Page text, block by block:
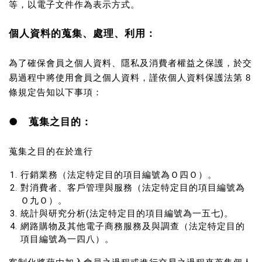
等，以電子文件作為表示方式。
個人資料的蒐集、處理、利用：
為了確保會員之個人資料、隱私及消費者權益之保護，於交
易過程中將使用會員之個人資料，謹依個人資料保護法第 8
條規定告知以下事項：
● 蒐集之目的：
蒐集之目的在於進行
行銷業務（法定特定目的項目編號為Ｏ四Ｏ）。
對消費者、客戶管理與服務（法定特定目的項目編號為
Ｏ九Ｏ）。
統計與研究分析(法定特定目的項目編號為一五七)。
網路購物及其他電子商務服務及與調查（法定特定目的
項目編號為一四八）。